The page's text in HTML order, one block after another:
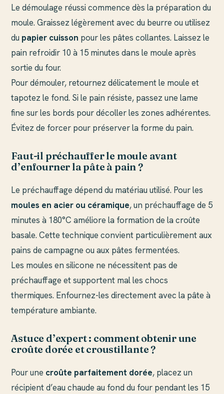
Le démoulage réussi commence dès la préparation du
moule. Graissez légèrement avec du beurre ou utilisez
du papier cuisson pour les pâtes collantes. Laissez le
pain refroidir 10 à 15 minutes dans le moule après
sortie du four.
Pour démouler, retournez délicatement le moule et
tapotez le fond. Si le pain résiste, passez une lame
fine sur les bords pour décoller les zones adhérentes.
Évitez de forcer pour préserver la forme du pain.
Faut-il préchauffer le moule avant
d’enfourner la pâte à pain ?
Le préchauffage dépend du matériau utilisé. Pour les
moules en acier ou céramique, un préchauffage de 5
minutes à 180°C améliore la formation de la croûte
basale. Cette technique convient particulièrement aux
pains de campagne ou aux pâtes fermentées.
Les moules en silicone ne nécessitent pas de
préchauffage et supportent mal les chocs
thermiques. Enfournez-les directement avec la pâte à
température ambiante.
Astuce d’expert : comment obtenir une
croûte dorée et croustillante ?
Pour une croûte parfaitement dorée, placez un
récipient d’eau chaude au fond du four pendant les 15